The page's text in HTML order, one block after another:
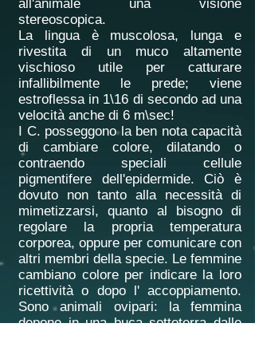
all'animale una visione
stereoscopica.
La lingua è muscolosa, lunga e
rivestita di un muco altamente
vischioso utile per catturare
infallibilmente le prede; viene
estroflessa in 1\16 di secondo ad una
velocità anche di 6 m\sec!
I C. posseggono la ben nota capacità
di cambiare colore, dilatando o
contraendo speciali cellule
pigmentifere dell'epidermide. Ciò è
dovuto non tanto alla necessità di
mimetizzarsi, quanto al bisogno di
regolare la propria temperatura
corporea, oppure per comunicare con
altri membri della specie. Le femmine
cambiano colore per indicare la loro
ricettività o dopo l' accoppiamento.
Sono animali ovipari: la femmina
depone in una buca sottoterra dalle